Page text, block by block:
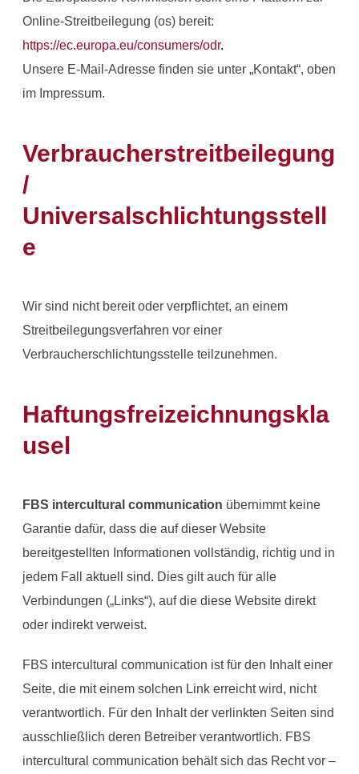
Online-Streitbeilegung (os) bereit:
https://ec.europa.eu/consumers/odr.
Unsere E-Mail-Adresse finden sie unter „Kontakt“, oben
im Impressum.
Verbraucherstreitbeilegung
/
Universalschlichtungsstell
e
Wir sind nicht bereit oder verpflichtet, an einem
Streitbeilegungsverfahren vor einer
Verbraucherschlichtungsstelle teilzunehmen.
Haftungsfreizeichnungskla
usel
FBS intercultural communication übernimmt keine
Garantie dafür, dass die auf dieser Website
bereitgestellten Informationen vollständig, richtig und in
jedem Fall aktuell sind. Dies gilt auch für alle
Verbindungen („Links“), auf die diese Website direkt
oder indirekt verweist.
FBS intercultural communication ist für den Inhalt einer
Seite, die mit einem solchen Link erreicht wird, nicht
verantwortlich. Für den Inhalt der verlinkten Seiten sind
ausschließlich deren Betreiber verantwortlich. FBS
intercultural communication behält sich das Recht vor –